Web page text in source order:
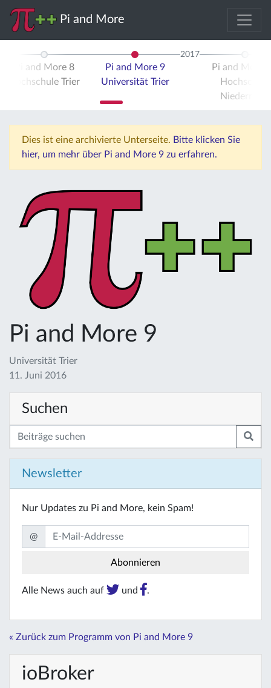
Pi and More
Pi and More 8
Hochschule Trier
Pi and More 9
Universität Trier
2017
Pi and More
Hochschule
Niederrhein
Dies ist eine archivierte Unterseite. Bitte klicken Sie
hier, um mehr über Pi and More 9 zu erfahren.
Pi and More 9
Universität Trier
11. Juni 2016
Suchen
Newsletter
Nur Updates zu Pi and More, kein Spam!
@
Alle News auch auf und .
« Zurück zum Programm von Pi and More 9
ioBroker